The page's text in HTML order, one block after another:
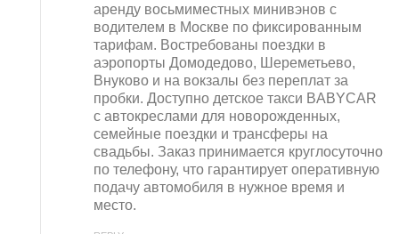
аренду восьмиместных минивэнов с
водителем в Москве по фиксированным
тарифам. Востребованы поездки в
аэропорты Домодедово, Шереметьево,
Внуково и на вокзалы без переплат за
пробки. Доступно детское такси BABYCAR
с автокреслами для новорожденных,
семейные поездки и трансферы на
свадьбы. Заказ принимается круглосуточно
по телефону, что гарантирует оперативную
подачу автомобиля в нужное время и
место.